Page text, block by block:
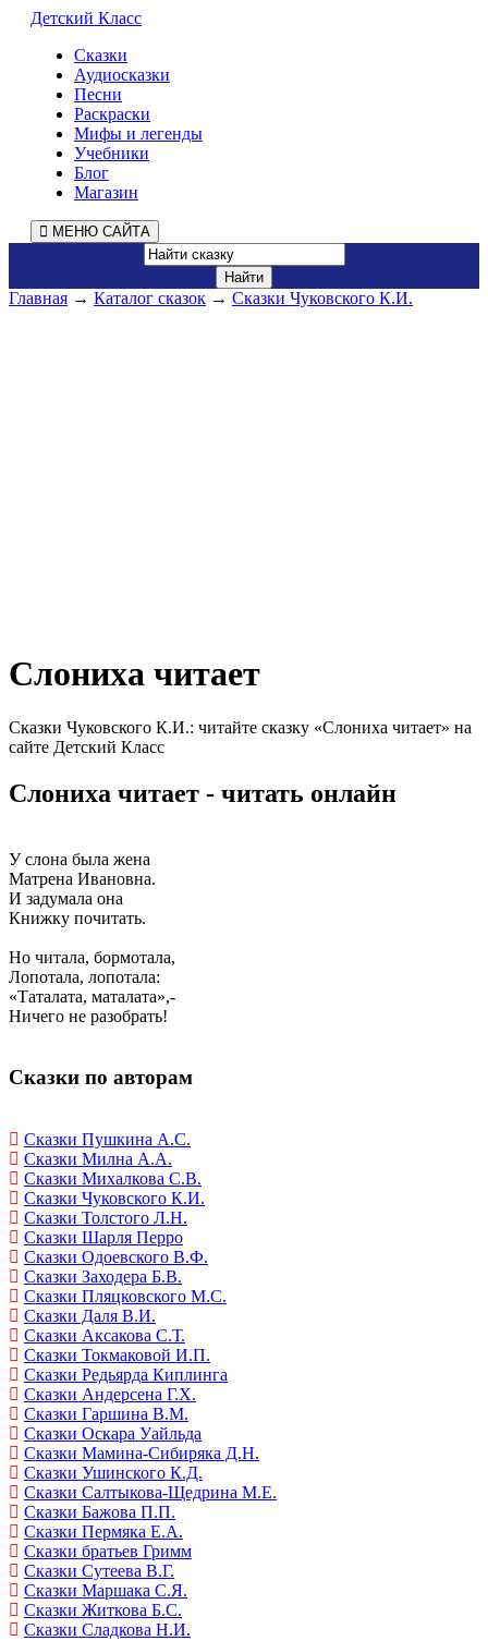
Детский Класс
Сказки
Аудиосказки
Песни
Раскраски
Мифы и легенды
Учебники
Блог
Магазин
МЕНЮ САЙТА
Главная → Каталог сказок → Сказки Чуковского К.И.
Слониха читает
Сказки Чуковского К.И.: читайте сказку «Слониха читает» на
сайте Детский Класс
Слониха читает - читать онлайн
У слона была жена
Матрена Ивановна.
И задумала она
Книжку почитать.
Но читала, бормотала,
Лопотала, лопотала:
«Таталата, маталата»,-
Ничего не разобрать!
Сказки по авторам
Сказки Пушкина А.С.
Сказки Милна А.А.
Сказки Михалкова С.В.
Сказки Чуковского К.И.
Сказки Толстого Л.Н.
Сказки Шарля Перро
Сказки Одоевского В.Ф.
Сказки Заходера Б.В.
Сказки Пляцковского М.С.
Сказки Даля В.И.
Сказки Аксакова С.Т.
Сказки Токмаковой И.П.
Сказки Редьярда Киплинга
Сказки Андерсена Г.Х.
Сказки Гаршина В.М.
Сказки Оскара Уайльда
Сказки Мамина-Сибиряка Д.Н.
Сказки Ушинского К.Д.
Сказки Салтыкова-Щедрина М.Е.
Сказки Бажова П.П.
Сказки Пермяка Е.А.
Сказки братьев Гримм
Сказки Сутеева В.Г.
Сказки Маршака С.Я.
Сказки Житкова Б.С.
Сказки Сладкова Н.И.